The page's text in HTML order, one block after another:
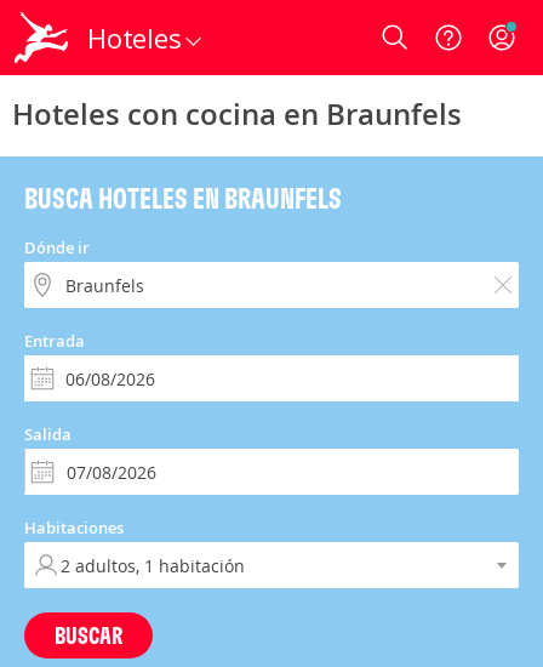
Hoteles Login
Hoteles con cocina en Braunfels
BUSCA HOTELES EN BRAUNFELS
Dónde ir
Entrada
Salida
Habitaciones
BUSCAR